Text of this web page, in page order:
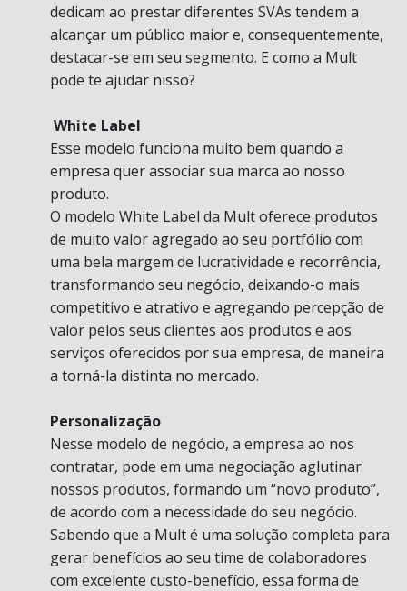
dedicam ao prestar diferentes SVAs tendem a
alcançar um público maior e, consequentemente,
destacar-se em seu segmento. E como a Mult
pode te ajudar nisso?
White Label
Esse modelo funciona muito bem quando a
empresa quer associar sua marca ao nosso
produto.
O modelo White Label da Mult oferece produtos
de muito valor agregado ao seu portfólio com
uma bela margem de lucratividade e recorrência,
transformando seu negócio, deixando-o mais
competitivo e atrativo e agregando percepção de
valor pelos seus clientes aos produtos e aos
serviços oferecidos por sua empresa, de maneira
a torná-la distinta no mercado.
Personalização
Nesse modelo de negócio, a empresa ao nos
contratar, pode em uma negociação aglutinar
nossos produtos, formando um “novo produto”,
de acordo com a necessidade do seu negócio.
Sabendo que a Mult é uma solução completa para
gerar benefícios ao seu time de colaboradores
com excelente custo-benefício, essa forma de